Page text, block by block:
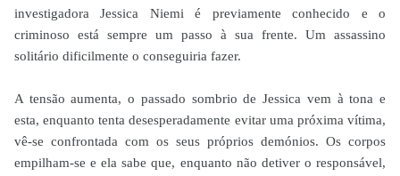
investigadora Jessica Niemi é previamente conhecido e o
criminoso está sempre um passo à sua frente. Um assassino
solitário dificilmente o conseguiria fazer.
A tensão aumenta, o passado sombrio de Jessica vem à tona e
esta, enquanto tenta desesperadamente evitar uma próxima vítima,
vê-se confrontada com os seus próprios demónios. Os corpos
empilham-se e ela sabe que, enquanto não detiver o responsável,